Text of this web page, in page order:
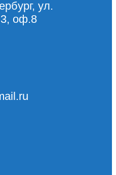
ул.
оф.8